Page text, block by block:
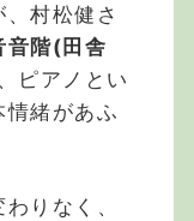
村松健さ
音階(田舎
ピアノとい
情緒があふ
りなく、